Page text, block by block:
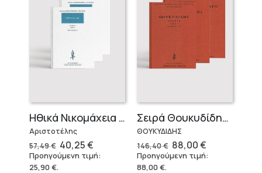
Ηθικά Νικομάχεια (3 τόμοι)
Αριστοτέλης
57,49€ Original
price
was:
40,25€Η
τρέχουσα
τιμή
Προηγούμενη τιμή:
25,90€.
Σειρά Θουκυδίδης – Δεμένο (4 τόμοι)
ΘΟΥΚΥΔΙΔΗΣ
146,40€ Original
price
was:
88,00€Η
τρέχουσα
τιμή
Προηγούμενη τιμή:
88,00€.